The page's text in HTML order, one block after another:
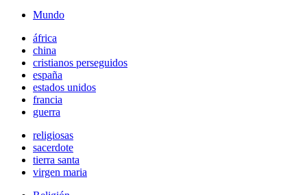
Mundo
áfrica
china
cristianos perseguidos
españa
estados unidos
francia
guerra
religiosas
sacerdote
tierra santa
virgen maria